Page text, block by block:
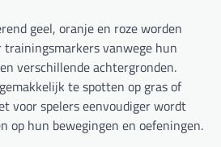
geel, oranje en roze worden
trainingsmarkers vanwege hun
verschillende achtergronden.
te spotten op gras of
voor spelers eenvoudiger wordt
op hun bewegingen en oefeningen.